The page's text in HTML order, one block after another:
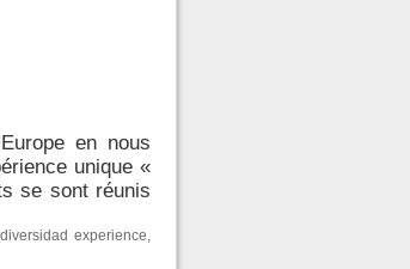
en nous
unique «
se sont réunis
diversidad experience,